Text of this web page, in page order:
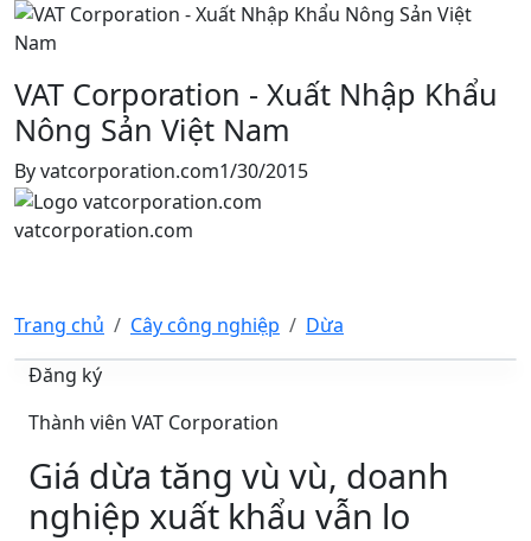
VAT Corporation - Xuất Nhập Khẩu
Nông Sản Việt Nam
Byvatcorporation.com1/30/2015
vatcorporation.com
Trang chủ Cây công nghiệp
Dừa
Đăng ký
Thành viên VAT Corporation
Giá dừa tăng vù vù, doanh
nghiệp xuất khẩu vẫn lo